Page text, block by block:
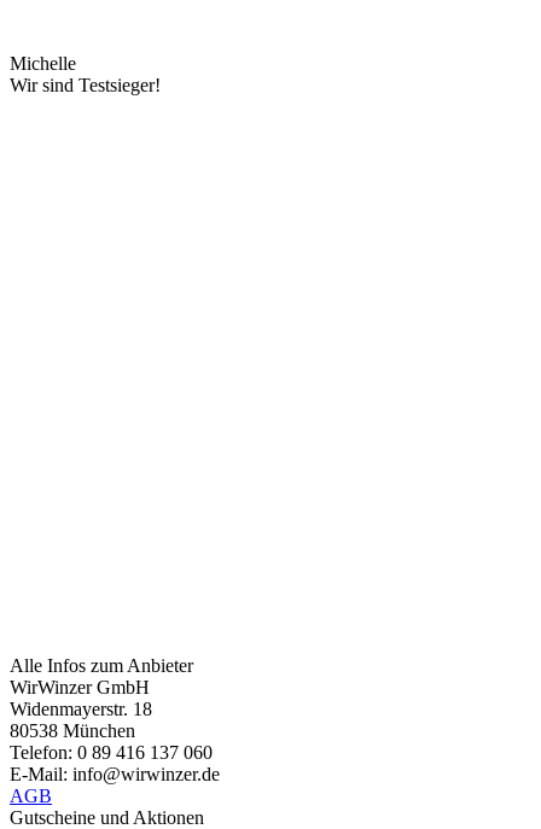
Michelle
Wir sind Testsieger!
Alle Infos zum Anbieter
WirWinzer GmbH
Widenmayerstr. 18
80538 München
Telefon: 0 89 416 137 060
E-Mail: info@wirwinzer.de
AGB
Gutscheine und Aktionen